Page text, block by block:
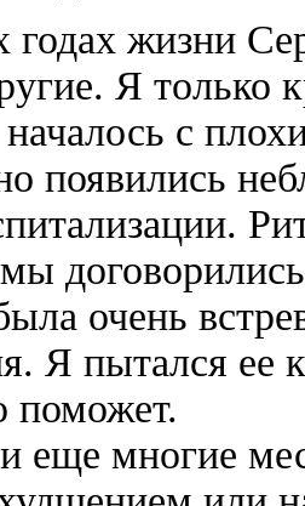
годах жизни
Я только
с
появились
очень
Я пытался ее
поможет.
еще многие